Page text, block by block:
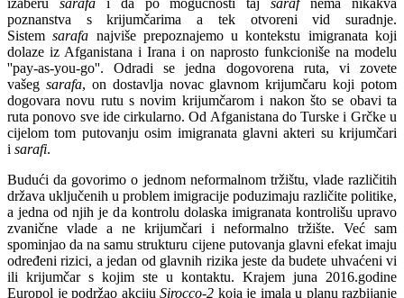
poznanstva s krijumčarima a tek otvoreni vid suradnje.
Sistemsarafa najviše prepoznajemo u kontekstu imigranata koji
dolaze iz Afganistana i Irana i on naprosto funkcioniše na modelu
''pay-as-you-go''. Odradi se jedna dogovorena ruta, vi zovete
vašeg sarafa, on dostavlja novac glavnom krijumčaru koji potom
dogovara novu rutu s novim krijumčarom i nakon što se obavi ta
ruta ponovo sve ide cirkularno. Od Afganistana do Turske i Grčke u
cijelom tom putovanju osim imigranata glavni akteri su krijumčari
i sarafi.
Budući da govorimo o jednom neformalnom tržištu, vlade različitih
država uključenih u problem imigracije poduzimaju različite politike,
a jedna od njih je da kontrolu dolaska imigranata kontrolišu upravo
zvanične vlade a ne krijumčari i neformalno tržište. Već sam
spominjao da na samu strukturu cijene putovanja glavni efekat imaju
određeni rizici, a jedan od glavnih rizika jeste da budete uhvaćeni vi
ili krijumčar s kojim ste u kontaktu. Krajem juna 2016.godine
Europol je podržao akciju Sirocco-2 koja je imala u planu razbijanje